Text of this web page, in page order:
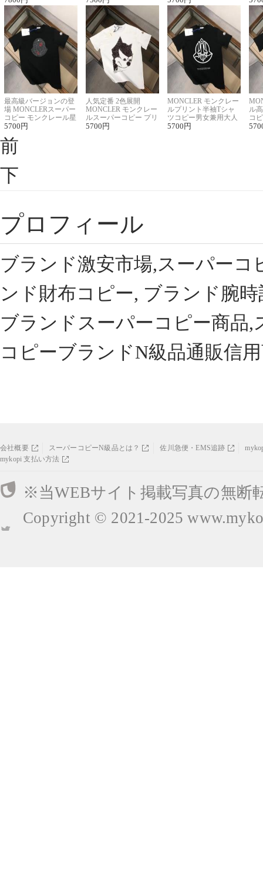
最高級バージョンの登
場 MONCLERスーパー
コピー モンクレール星
座半袖Tシャツ
5700 円
人気定番 2色展開
MONCLER モンクレー
ルスーパーコピー プリ
ント半袖Tシャツ
5700 円
MONCLER モンクレー
ルプリント半袖Tシャ
ツコピー男女兼用大人
可愛い春夏コーデ
5700 円
ル
コ
ィ
前
下
プロフィール
ブランド激安市場,スーパー
ンド財布コピー, ブランド腕
ブランドスーパーコピー商品
コピーブランドN級品通販信
会社概要 スーパーコピーN級品とは？ 佐川急便・EMS追跡
mykopi 支払い方法
※当WEBサイト掲載写真の無断
Copyright © 2021-2025